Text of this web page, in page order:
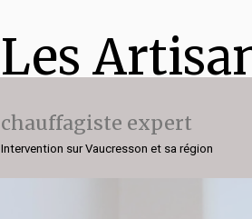
Les
chauffagiste expert
Intervention sur Vaucresson et sa région